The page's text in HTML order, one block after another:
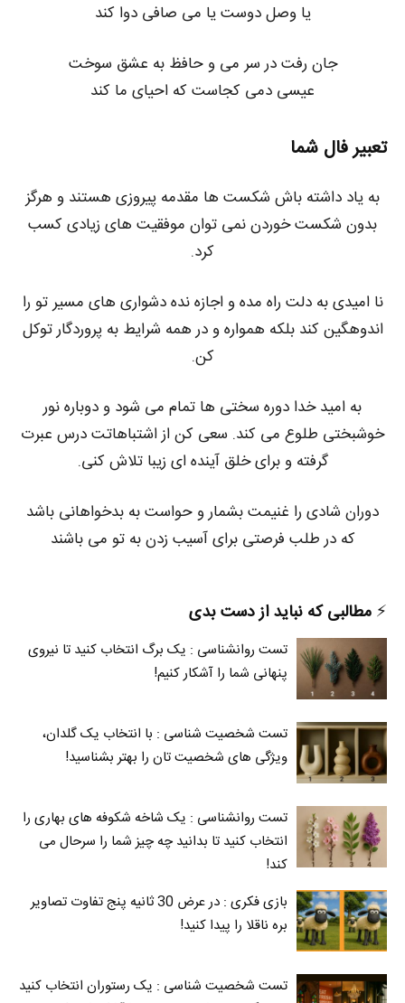
یا وصل دوست یا می صافی دوا کند
جان رفت در سر می و حافظ به عشق سوخت
عیسی دمی کجاست که احیای ما کند
تعبیر فال شما
به یاد داشته باش شکست ها مقدمه پیروزی هستند و هرگز
بدون شکست خوردن نمی توان موفقیت های زیادی کسب
کرد.
نا امیدی به دلت راه مده و اجازه نده دشواری های مسیر تو را
اندوهگین کند بلکه همواره و در همه شرایط به پروردگار توکل
کن.
به امید خدا دوره سختی ها تمام می شود و دوباره نور
خوشبختی طلوع می کند. سعی کن از اشتباهاتت درس عبرت
گرفته و برای خلق آینده ای زیبا تلاش کنی.
دوران شادی را غنیمت بشمار و حواست به بدخواهانی باشد
که در طلب فرصتی برای آسیب زدن به تو می باشند
⚡️ مطالبی که نباید از دست بدی
تست روانشناسی : یک برگ انتخاب کنید تا نیروی
پنهانی شما را آشکار کنیم!
تست شخصیت شناسی : با انتخاب یک گلدان،
ویژگی های شخصیت تان را بهتر بشناسید!
تست روانشناسی : یک شاخه شکوفه های بهاری را
انتخاب کنید تا بدانید چه چیز شما را سرحال می‌
کند!
بازی فکری : در عرض 30 ثانیه پنج تفاوت تصاویر
بره ناقلا را پیدا کنید!
تست شخصیت شناسی : یک رستوران انتخاب کنید